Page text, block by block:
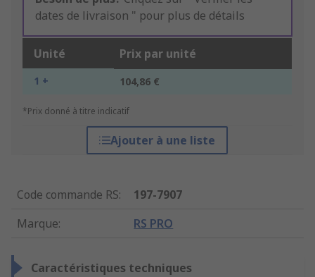
dates de livraison " pour plus de détails
Unité Prix par unité
1 + 104,86 €
*Prix donné à titre indicatif
Ajouter à une liste
Code commande RS:
197-7907
Marque: RS PRO
Caractéristiques techniques